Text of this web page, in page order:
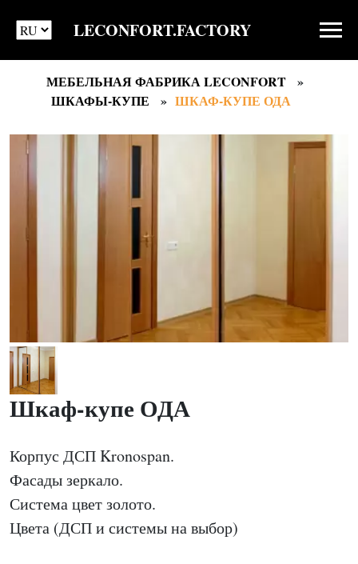
LECONFORT.FACTORY
МЕБЕЛЬНАЯ ФАБРИКА LECONFORT
ШКАФЫ-КУПЕ
ШКАФ-КУПЕ ОДА
Шкаф-купе ОДА
Корпус ДСП Kronospan.
Фасады зеркало.
Система цвет золото.
Цвета (ДСП и системы на выбор)